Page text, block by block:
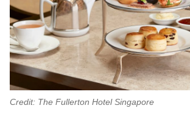
Credit: The Fullerton Hotel Singapore